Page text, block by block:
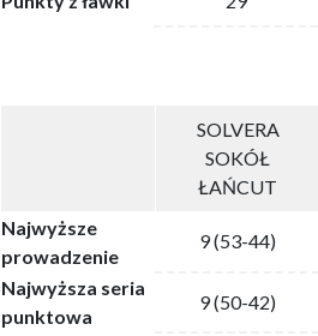
SOLVERA
SOKÓŁ
ŁAŃCUT
Najwyższe
prowadzenie
9 (53-44)
Najwyższa seria
punktowa
9 (50-42)